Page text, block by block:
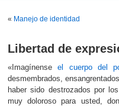
« Manejo de identidad
Libertad de
«Imagínenseel cuerpo del
desmembrados,
haber sido destrozados por
muy doloroso para usted,